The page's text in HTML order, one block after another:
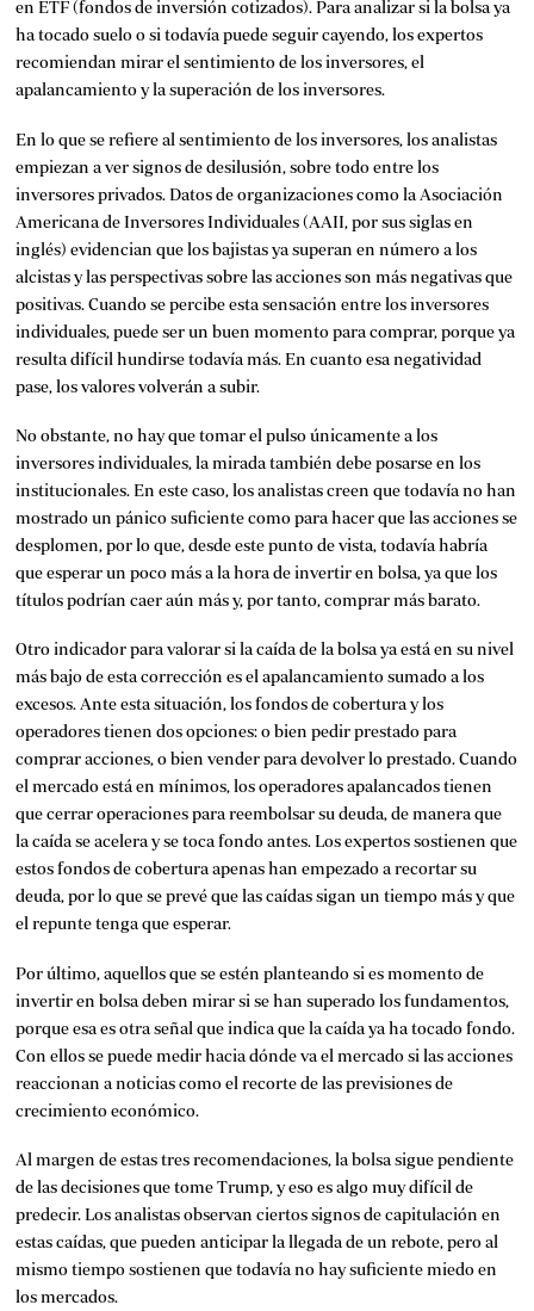
enETF (fondos de inversión cotizados). Para analizar si la bolsa ya
ha tocado suelo o si todavía puede seguir cayendo, los expertos
recomiendan mirar el sentimiento de los inversores, el
apalancamiento y la superación de los inversores.
En lo que se refiere al sentimiento de los inversores, los analistas
empiezan a ver signos de desilusión, sobre todo entre los
inversores privados. Datos de organizaciones como la Asociación
Americana de Inversores Individuales (AAII, por sus siglas en
inglés) evidencian que los bajistas ya superan en número a los
alcistas y las perspectivas sobre las acciones son más negativas que
positivas. Cuando se percibe esta sensación entre los inversores
individuales, puede ser un buen momento para comprar, porque ya
resulta difícil hundirse todavía más. En cuanto esa negatividad
pase, los valores volverán a subir.
No obstante, no hay que tomar el pulso únicamente a los
inversores individuales, la mirada también debe posarse en los
institucionales. En este caso, los analistas creen que todavía no han
mostrado un pánico suficiente como para hacer que las acciones se
desplomen, por lo que, desde este punto de vista, todavía habría
que esperar un poco más a la hora de invertir en bolsa, ya que los
títulos podrían caer aún más y, por tanto, comprar más barato.
Otro indicador para valorar si la caída de la bolsa ya está en su nivel
más bajo de esta corrección es el apalancamiento sumado a los
excesos. Ante esta situación, los fondos de cobertura y los
operadores tienen dos opciones: o bien pedir prestado para
comprar acciones, o bien vender para devolver lo prestado. Cuando
el mercado está en mínimos, los operadores apalancados tienen
que cerrar operaciones para reembolsar su deuda, de manera que
la caída se acelera y se toca fondo antes. Los expertos sostienen que
estos fondos de cobertura apenas han empezado a recortar su
deuda, por lo que se prevé que las caídas sigan un tiempo más y que
el repunte tenga que esperar.
Por último, aquellos que se estén planteando si es momento de
invertir en bolsa deben mirar si se han superado los fundamentos,
porque esa es otra señal que indica que la caída ya ha tocado fondo.
Con ellos se puede medir hacia dónde va el mercado si las acciones
reaccionan a noticias como el recorte de las previsiones de
crecimiento económico.
Al margen de estas tres recomendaciones, la bolsa sigue pendiente
de las decisiones que tome Trump, y eso es algo muy difícil de
predecir. Los analistas observan ciertos signos de capitulación en
estas caídas, que pueden anticipar la llegada de un rebote, pero al
mismo tiempo sostienen que todavía no hay suficiente miedo en
los mercados.